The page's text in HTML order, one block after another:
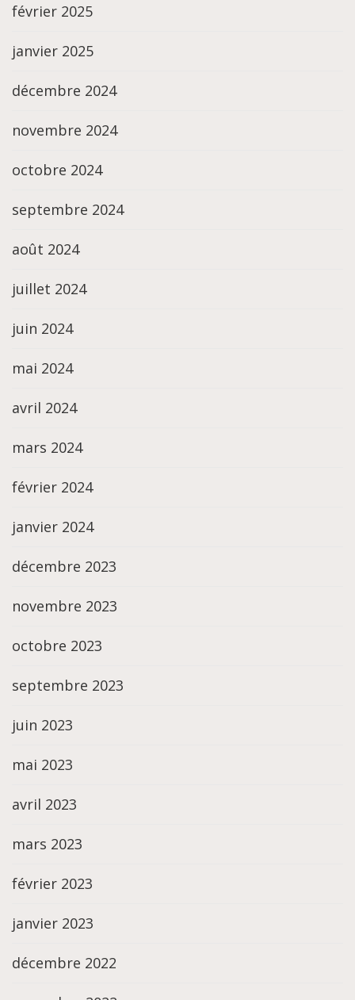
février 2025
janvier 2025
décembre 2024
novembre 2024
octobre 2024
septembre 2024
août 2024
juillet 2024
juin 2024
mai 2024
avril 2024
mars 2024
février 2024
janvier 2024
décembre 2023
novembre 2023
octobre 2023
septembre 2023
juin 2023
mai 2023
avril 2023
mars 2023
février 2023
janvier 2023
décembre 2022